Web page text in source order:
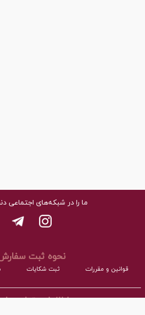
ما را در شبکه‌های اجتماعی
نحوه ثبت
قوانین و مقررات ثبت شکایات
اطلاعات تماس با